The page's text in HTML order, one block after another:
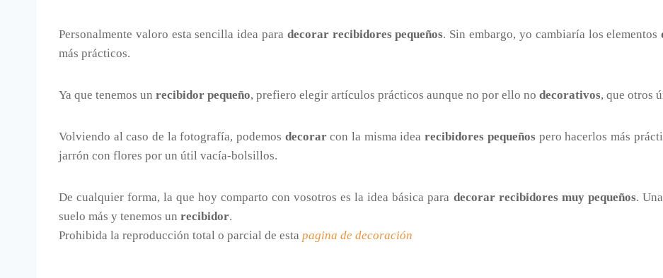
Personalmente valoro esta sencilla idea para decorar recibidores pequeños. Sin embargo, yo cambiaría los elementos
más prácticos.
Ya que tenemos un recibidor pequeño, prefiero elegir artículos prácticos aunque no por ello no decorativos, que otros
Volviendo al caso de la fotografía, podemos decorarcon la misma idearecibidores pequeñospero hacerlos más
jarrón con flores por un útil vacía-bolsillos.
De cualquier forma, la que hoy comparto con vosotros es la idea básica para decorar recibidores muy pequeños.
suelo más y tenemos un recibidor.
Prohibida la reproducción total o parcial de esta pagina de decoración